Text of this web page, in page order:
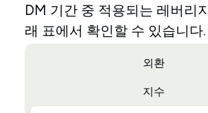
DM 기간 중 적용되는 레버리
래 표에서 확인할 수 있습니다.
외환
지수